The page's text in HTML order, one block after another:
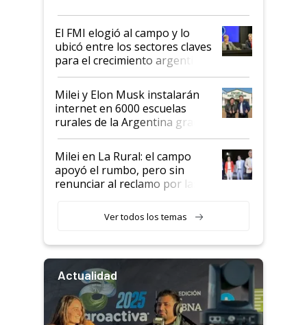
de Milei
El FMI elogió al campo y lo
ubicó entre los sectores claves
para el crecimiento argentino
Milei y Elon Musk instalarán
internet en 6000 escuelas
rurales de la Argentina gracias
a un acuerdo con Starlink
Milei en La Rural: el campo
apoyó el rumbo, pero sin
renunciar al reclamo por las
Ver todos los temas
Actualidad